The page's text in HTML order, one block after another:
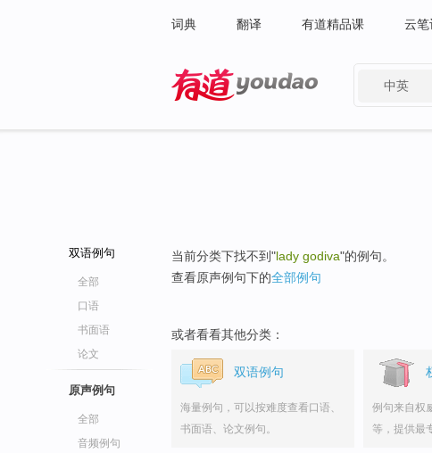
词典 翻译 有道精品课 云笔
中英
双语例句
全部
口语
书面语
论文
原声例句
全部
音频例句
当前分类下找不到"lady godiva"的例句。
查看原声例句下的全部例句
或者看看其他分类：
双语例句
海量例句，可以按难度查看口语、
书面语、论文例句。
例句来自权
等，提供最